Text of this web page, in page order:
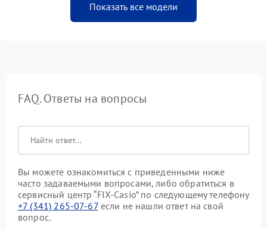
Показать все модели
FAQ. Ответы на вопросы
Вы можете ознакомиться с приведенными ниже
часто задаваемыми вопросами, либо обратиться в
сервисный центр “FIX-Casio” по следующему телефону
+7 (341) 265-07-67если не нашли ответ на свой
вопрос.